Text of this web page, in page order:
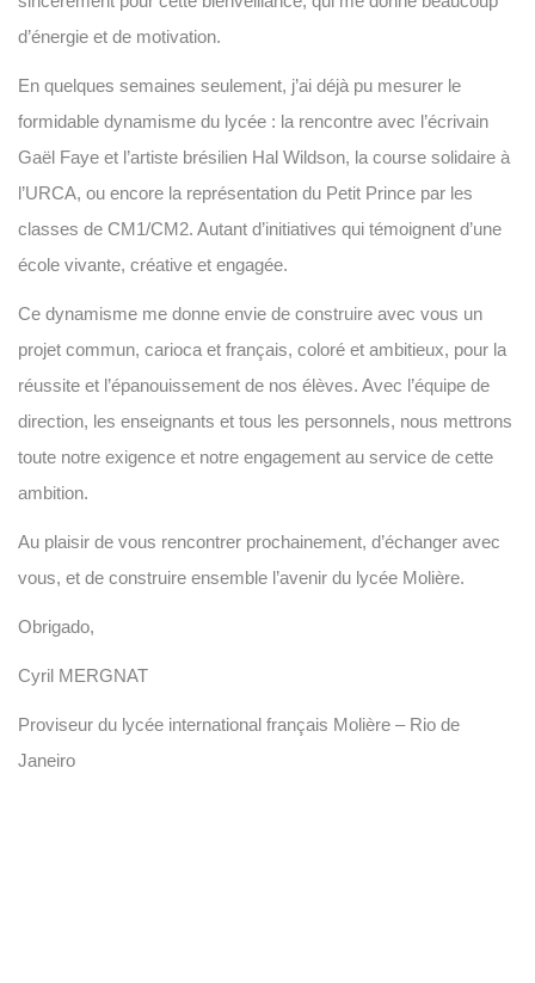
d’énergie et de motivation.
En quelques semaines seulement, j’ai déjà pu mesurer le
formidable dynamisme du lycée : la rencontre avec l’écrivain
Gaël Faye et l’artiste brésilien Hal Wildson, la course solidaire à
l’URCA, ou encore la représentation du Petit Prince par les
classes de CM1/CM2. Autant d’initiatives qui témoignent d’une
école vivante, créative et engagée.
Ce dynamisme me donne envie de construire avec vous un
projet commun, carioca et français, coloré et ambitieux, pour la
réussite et l’épanouissement de nos élèves. Avec l’équipe de
direction, les enseignants et tous les personnels, nous mettrons
toute notre exigence et notre engagement au service de cette
ambition.
Au plaisir de vous rencontrer prochainement, d’échanger avec
vous, et de construire ensemble l’avenir du lycée Molière.
Obrigado,
Cyril MERGNAT
Proviseur du lycée international français Molière – Rio de
Janeiro